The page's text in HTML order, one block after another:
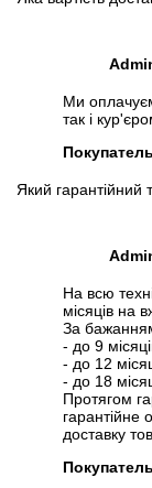
Слідкувати в
Слідкувати
Ми
так і
Покупатель
Який гарантійний
На всю
місяців на
За
- до 9
- до 12
- до 18
Протягом
гарантійне
доставку
Покупатель